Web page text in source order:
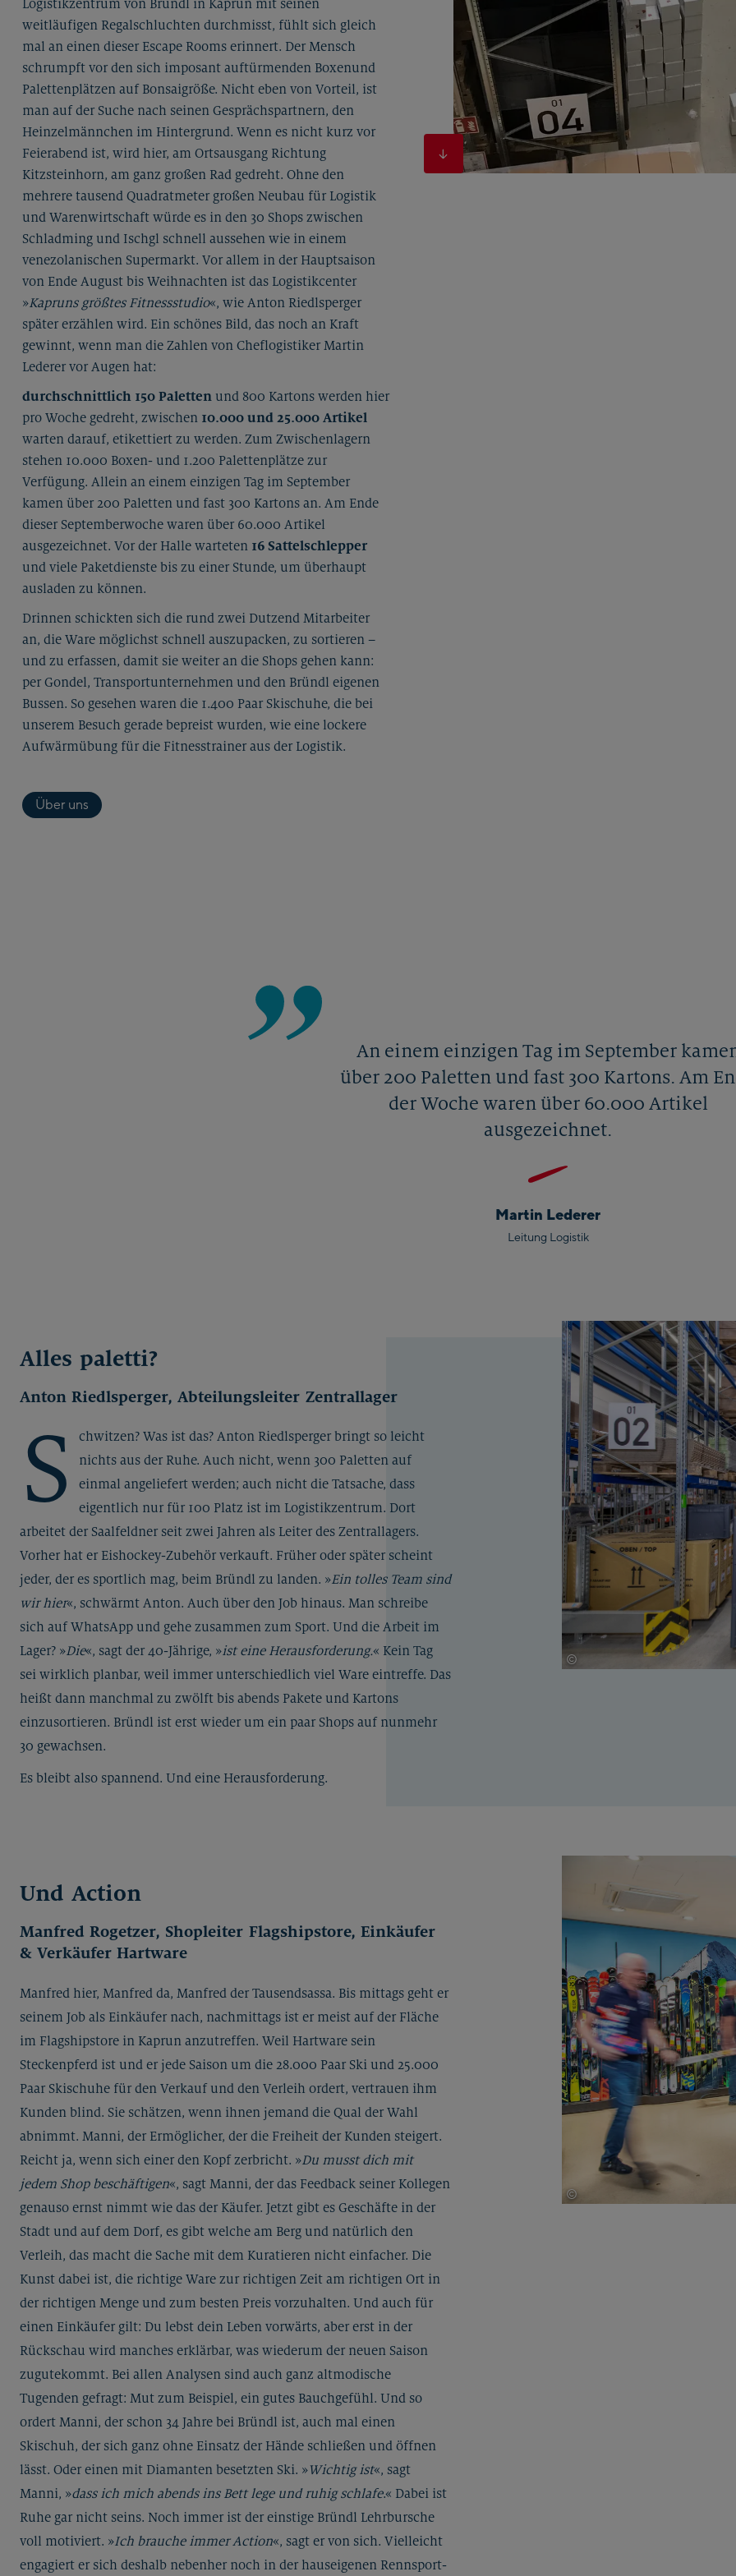
Logistikzentrum von Bründl in Kaprun mit seinen
weitläufigen Regalschluchten durchmisst, fühlt sich gleich
mal an einen dieser Escape Rooms erinnert. Der Mensch
schrumpft vor den sich imposant auftürmenden Boxenund
Palettenplätzen auf Bonsaigröße. Nicht eben von Vorteil, ist
man auf der Suche nach seinen Gesprächspartnern, den
Heinzelmännchen im Hintergrund. Wenn es nicht kurz vor
Feierabend ist, wird hier, am Ortsausgang Richtung
Kitzsteinhorn, am ganz großen Rad gedreht. Ohne den
mehrere tausend Quadratmeter großen Neubau für Logistik
und Warenwirtschaft würde es in den 30 Shops zwischen
Schladming und Ischgl schnell aussehen wie in einem
venezolanischen Supermarkt. Vor allem in der Hauptsaison
von Ende August bis Weihnachten ist das Logistikcenter
»Kapruns größtes Fitnessstudio«, wie Anton Riedlsperger
später erzählen wird. Ein schönes Bild, das noch an Kraft
gewinnt, wenn man die Zahlen von Cheflogistiker Martin
Lederer vor Augen hat:
durchschnittlich 150 Paletten und 800 Kartons werden hier
pro Woche gedreht, zwischen 10.000 und 25.000 Artikel
warten darauf, etikettiert zu werden. Zum Zwischenlagern
stehen 10.000 Boxen- und 1.200 Palettenplätze zur
Verfügung. Allein an einem einzigen Tag im September
kamen über 200 Paletten und fast 300 Kartons an. Am Ende
dieser Septemberwoche waren über 60.000 Artikel
ausgezeichnet. Vor der Halle warteten 16 Sattelschlepper
und viele Paketdienste bis zu einer Stunde, um überhaupt
ausladen zu können.
Drinnen schickten sich die rund zwei Dutzend Mitarbeiter
an, die Ware möglichst schnell auszupacken, zu sortieren –
und zu erfassen, damit sie weiter an die Shops gehen kann:
per Gondel, Transportunternehmen und den Bründl eigenen
Bussen. So gesehen waren die 1.400 Paar Skischuhe, die bei
unserem Besuch gerade bepreist wurden, wie eine lockere
Aufwärmübung für die Fitnesstrainer aus der Logistik.
Über uns
An einem einzigen Tag im September
über 200 Paletten und fast 300 Kartons. Am
der Woche waren über 60.000 Artikel
ausgezeichnet.
Martin Lederer
Leitung Logistik
Alles paletti?
Anton Riedlsperger, Abteilungsleiter Zentrallager
S
chwitzen? Was ist das? Anton Riedlsperger bringt so leicht
nichts aus der Ruhe. Auch nicht, wenn 300 Paletten auf
einmal angeliefert werden; auch nicht die Tatsache, dass
eigentlich nur für 100 Platz ist im Logistikzentrum. Dort
arbeitet der Saalfeldner seit zwei Jahren als Leiter des Zentrallagers.
Vorher hat er Eishockey-Zubehör verkauft. Früher oder später scheint
jeder, der es sportlich mag, beim Bründl zu landen. »Ein tolles Team sind
wir hier«, schwärmt Anton. Auch über den Job hinaus. Man schreibe
sich auf WhatsApp und gehe zusammen zum Sport. Und die Arbeit im
Lager? »Die«, sagt der 40-Jährige, »ist eine Herausforderung.« Kein Tag
sei wirklich planbar, weil immer unterschiedlich viel Ware eintreffe. Das
heißt dann manchmal zu zwölft bis abends Pakete und Kartons
einzusortieren. Bründl ist erst wieder um ein paar Shops auf nunmehr
30 gewachsen.
Es bleibt also spannend. Und eine Herausforderung.
© Bernd Kammerer für Typenraum
Und Action
Manfred Rogetzer, Shopleiter Flagshipstore, Einkäufer
& Verkäufer Hartware
Manfred hier, Manfred da, Manfred der Tausendsassa. Bis mittags geht er
seinem Job als Einkäufer nach, nachmittags ist er meist auf der Fläche
im Flagshipstore in Kaprun anzutreffen. Weil Hartware sein
Steckenpferd ist und er jede Saison um die 28.000 Paar Ski und 25.000
Paar Skischuhe für den Verkauf und den Verleih ordert, vertrauen ihm
Kunden blind. Sie schätzen, wenn ihnen jemand die Qual der Wahl
abnimmt. Manni, der Ermöglicher, der die Freiheit der Kunden steigert.
Reicht ja, wenn sich einer den Kopf zerbricht. »Du musst dich mit
jedem Shop beschäftigen«, sagt Manni, der das Feedback seiner Kollegen
genauso ernst nimmt wie das der Käufer. Jetzt gibt es Geschäfte in der
Stadt und auf dem Dorf, es gibt welche am Berg und natürlich den
Verleih, das macht die Sache mit dem Kuratieren nicht einfacher. Die
Kunst dabei ist, die richtige Ware zur richtigen Zeit am richtigen Ort in
der richtigen Menge und zum besten Preis vorzuhalten. Und auch für
einen Einkäufer gilt: Du lebst dein Leben vorwärts, aber erst in der
Rückschau wird manches erklärbar, was wiederum der neuen Saison
zugutekommt. Bei allen Analysen sind auch ganz altmodische
Tugenden gefragt: Mut zum Beispiel, ein gutes Bauchgefühl. Und so
ordert Manni, der schon 34 Jahre bei Bründl ist, auch mal einen
Skischuh, der sich ganz ohne Einsatz der Hände schließen und öffnen
lässt. Oder einen mit Diamanten besetzten Ski. »Wichtig ist«, sagt
Manni, »dass ich mich abends ins Bett lege und ruhig schlafe.« Dabei ist
Ruhe gar nicht seins. Noch immer ist der einstige Bründl Lehrbursche
voll motiviert. »Ich brauche immer Action«, sagt er von sich. Vielleicht
engagiert er sich deshalb nebenher noch in der hauseigenen Rennsport-
© Bernd Kammerer für Typenraum